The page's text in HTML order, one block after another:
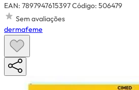
EAN: 7897947615397Código: 506479
Sem avaliações
dermafeme